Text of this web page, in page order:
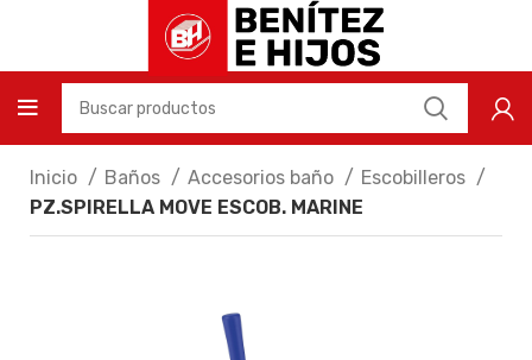
Inicio Baños Accesorios baño
Escobilleros
PZ.SPIRELLA MOVE ESCOB. MARINE